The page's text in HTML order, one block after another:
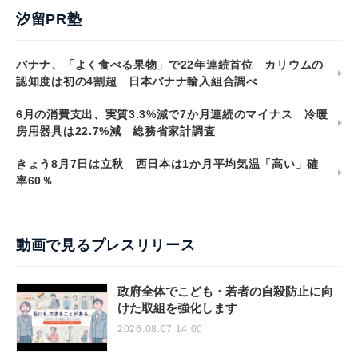
汐留PR塾
バナナ、「よく食べる果物」で22年連続首位 カリウムの
認知度は初の4割超 日本バナナ輸入組合調べ
6月の消費支出、実質3.3%減で7か月連続のマイナス 冷暖
房用器具は22.7%減 総務省家計調査
きょう8月7日は立秋 西日本は1か月平均気温「高い」確
率60％
動画で見るプレスリリース
政府全体でこども・若者の自殺防止に向
けた取組を強化します
2026.08.07 14:00